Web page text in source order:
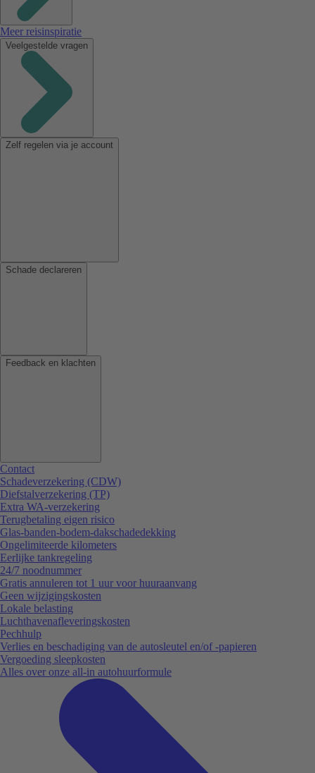
Meer reisinspiratie
Veelgestelde vragen
Zelf regelen via je account
Schade declareren
Feedback en klachten
Contact
Schadeverzekering (CDW)
Diefstalverzekering (TP)
Extra WA-verzekering
Terugbetaling eigen risico
Glas-banden-bodem-dakschadedekking
Ongelimiteerde kilometers
Eerlijke tankregeling
24/7 noodnummer
Gratis annuleren tot 1 uur voor huuraanvang
Geen wijzigingskosten
Lokale belasting
Luchthavenafleveringskosten
Pechhulp
Verlies en beschadiging van de autosleutel en/of -papieren
Vergoeding sleepkosten
Alles over onze all-in autohuurformule